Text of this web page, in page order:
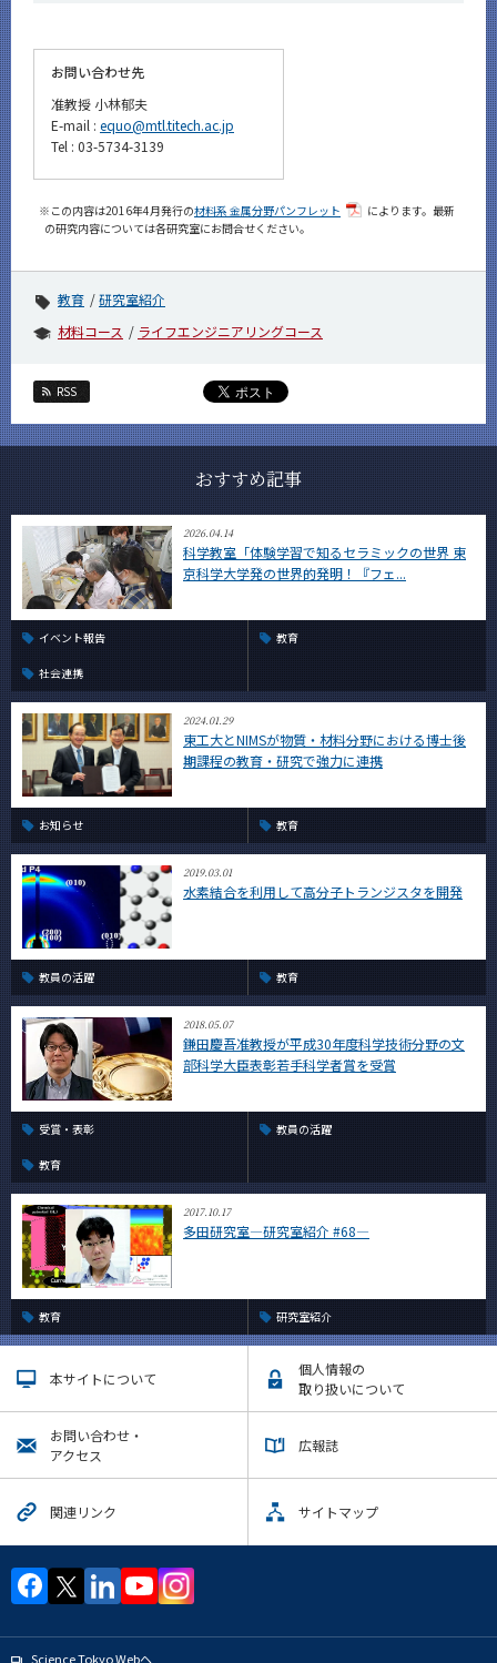
お問い合わせ先
准教授 小林郁夫
E-mail : equo@mtl.titech.ac.jp
Tel : 03-5734-3139
※この内容は2016年4月発行の材料系 金属分野パンフレット
によります。最新
の研究内容については各研究室にお問合せください。
教育
研究室紹介
材料コース
ライフエンジニアリングコース
RSS
おすすめ記事
2026.04.14
科学教室「体験学習で知るセラミックの世界 東
京科学大学発の世界的発明！『フェ...
イベント報告 教育
社会連携
2024.01.29
東工大とNIMSが物質・材料分野における博士後
期課程の教育・研究で強力に連携
お知らせ 教育
2019.03.01
水素結合を利用して高分子トランジスタを開発
教員の活躍 教育
2018.05.07
鎌田慶吾准教授が平成30年度科学技術分野の文
部科学大臣表彰若手科学者賞を受賞
受賞・表彰 教員の活躍
教育
2017.10.17
多田研究室―研究室紹介 #68―
教育 研究室紹介
本サイトについて
個人情報の
取り扱いについて
お問い合わせ・
アクセス
広報誌
関連リンク サイトマップ
Science Tokyo Webヘ